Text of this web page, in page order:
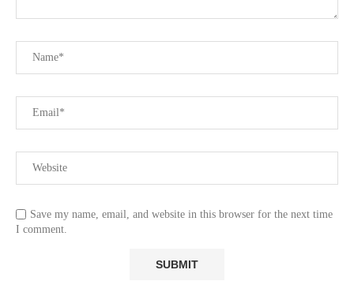
Save my name, email, and website in this browser for the next time
I comment.